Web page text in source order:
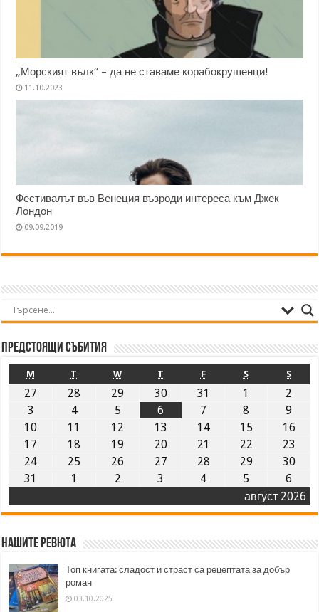
„Морският вълк“ – да не ставаме корабокрушенци!
11.10.2023
Фестивалът във Венеция възроди интереса към Джек
Лондон
09.09.2019
Предстоящи събития
август 2026
M T W T F S S
27 28 29 30 31 1
2
3
4 5 6 7 8
9
10
11 12 13 14 15
16
17
18 19 20 21 22
23
24
25 26 27 28 29
30
31
1 2 3 4 5 6
Нашите ревюта
Топ книгата: сладост и страст са рецептата за добър
роман
03.10.2025